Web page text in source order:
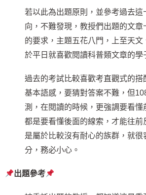
若以此為出題原則，並參考過去這
向，不難發現，教授們出題的文
的要求，主題五花八門，上至天
於平日就喜歡閱讀科普類文章的學
過去的考試比較喜歡考直觀式的搭
基本語感，要猜對答案不難，但
測，在閱讀的時候，更強調要看懂
都是要看懂後面的線索，才能往前
是屬於比較沒有耐心的族群，就
分，務必小心。
出題參考